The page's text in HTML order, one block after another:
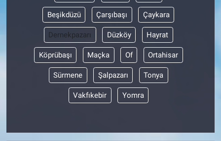
Beşikdüzü Çarşıbaşı Çaykara
Dernekpazarı Düzköy Hayrat
Köprübaşı Maçka Of Ortahisar
Sürmene Şalpazarı Tonya
Vakfıkebir Yomra